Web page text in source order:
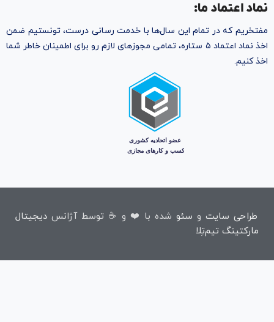
نماد اعتماد ما:
مفتخریم که در تمام این سال‌ها با خدمت رسانی درست، تونستیم ضمن
اخذ نماد اعتماد ۵ ستاره، تمامی مجوز‌های لازم رو برای اطمینان خاطر شما
اخذ کنیم.
طراحی سایتو سئو شده با ❤️ و ☕ توسط آژانس دیجیتال
مارکتینگ تیم‌تِلا